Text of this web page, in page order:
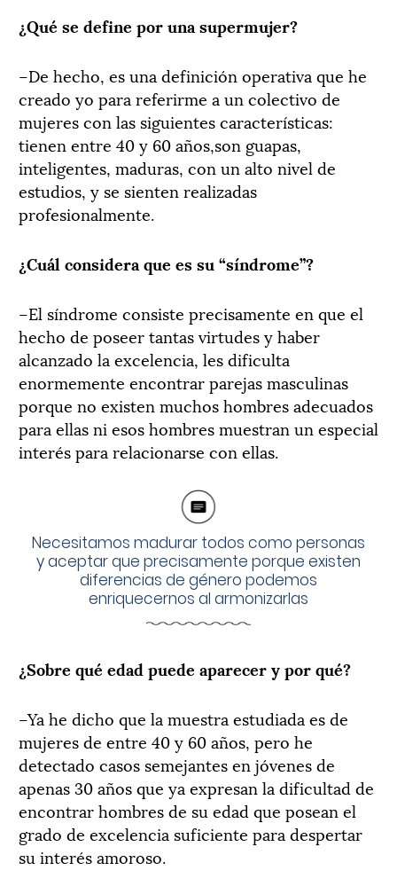
¿Qué se define por una supermujer?
–De hecho, es una definición operativa que he
creado yo para referirme a un colectivo de
mujeres con las siguientes características:
tienen entre 40 y 60 años,son guapas,
inteligentes, maduras, con un alto nivel de
estudios, y se sienten realizadas
profesionalmente.
¿Cuál considera que es su “síndrome”?
–El síndrome consiste precisamente en que el
hecho de poseer tantas virtudes y haber
alcanzado la excelencia, les dificulta
enormemente encontrar parejas masculinas
porque no existen muchos hombres adecuados
para ellas ni esos hombres muestran un especial
interés para relacionarse con ellas.
Necesitamos madurar todos como personas
y aceptar que precisamente porque existen
diferencias de género podemos
enriquecernos al armonizarlas
¿Sobre qué edad puede aparecer y por qué?
–Ya he dicho que la muestra estudiada es de
mujeres de entre 40 y 60 años, pero he
detectado casos semejantes en jóvenes de
apenas 30 años que ya expresan la dificultad de
encontrar hombres de su edad que posean el
grado de excelencia suficiente para despertar
su interés amoroso.